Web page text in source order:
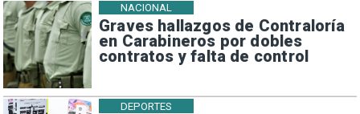
Graves hallazgos de Contraloría
en Carabineros por dobles
contratos y falta de control
NACIONAL
DEPORTES